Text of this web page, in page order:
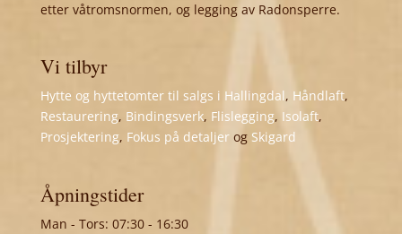
etter våtromsnormen, og legging av Radonsperre.
Vi tilbyr
Hytte og hyttetomter til salgs i Hallingdal, Håndlaft,
Restaurering, Bindingsverk, Flislegging, Isolaft,
Prosjektering, Fokus på detaljerog Skigard
Åpningstider
Man - Tors: 07:30 - 16:30